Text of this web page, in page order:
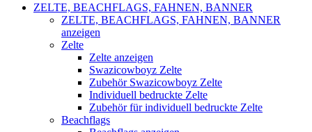
ZELTE, BEACHFLAGS, FAHNEN, BANNER
ZELTE, BEACHFLAGS, FAHNEN, BANNER
anzeigen
Zelte
Zelte anzeigen
Swazicowboyz Zelte
Zubehör Swazicowboyz Zelte
Individuell bedruckte Zelte
Zubehör für individuell bedruckte Zelte
Beachflags